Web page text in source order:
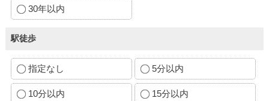
30年以内
駅徒歩
指定なし 5分以内
10分以内 15分以内